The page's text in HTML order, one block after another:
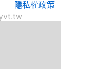
隱私權政策